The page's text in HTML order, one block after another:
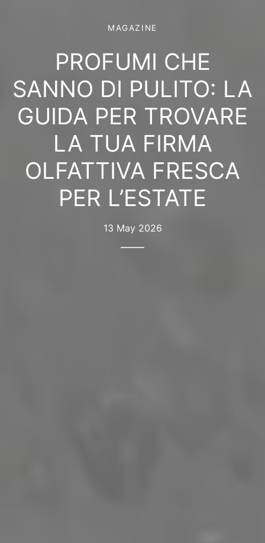
MAGAZINE
PROFUMI CHE
SANNO DI PULITO: LA
GUIDA PER TROVARE
LA TUA FIRMA
OLFATTIVA FRESCA
PER L’ESTATE
13 May 2026